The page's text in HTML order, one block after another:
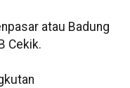
atau Badung
Cekik.